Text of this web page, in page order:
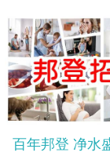
百年邦登 净水